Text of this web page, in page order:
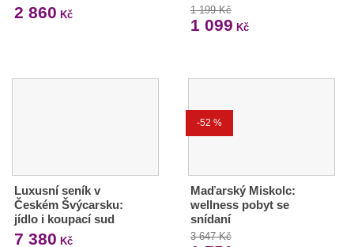
2 860 Kč 1 199 Kč
1 099 Kč
Luxusní seník v
Českém Švýcarsku:
jídlo i koupací sud
7 380 Kč
-52 %
Maďarský Miskolc:
wellness pobyt se
snídaní
3 647 Kč